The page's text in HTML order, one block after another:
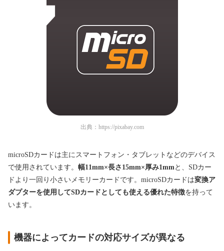
出典： https://pixabay.com
microSDカードは主にスマートフォン・タブレットなどのデバイス
で使用されています。 幅11mm×長さ15mm×厚み1mm と、SDカー
ドより一回り小さいメモリーカードです。microSDカードは変換ア
ダプターを使用してSDカードとしても使える優れた特徴を持って
います。
機器によってカードの対応サイズが異なる